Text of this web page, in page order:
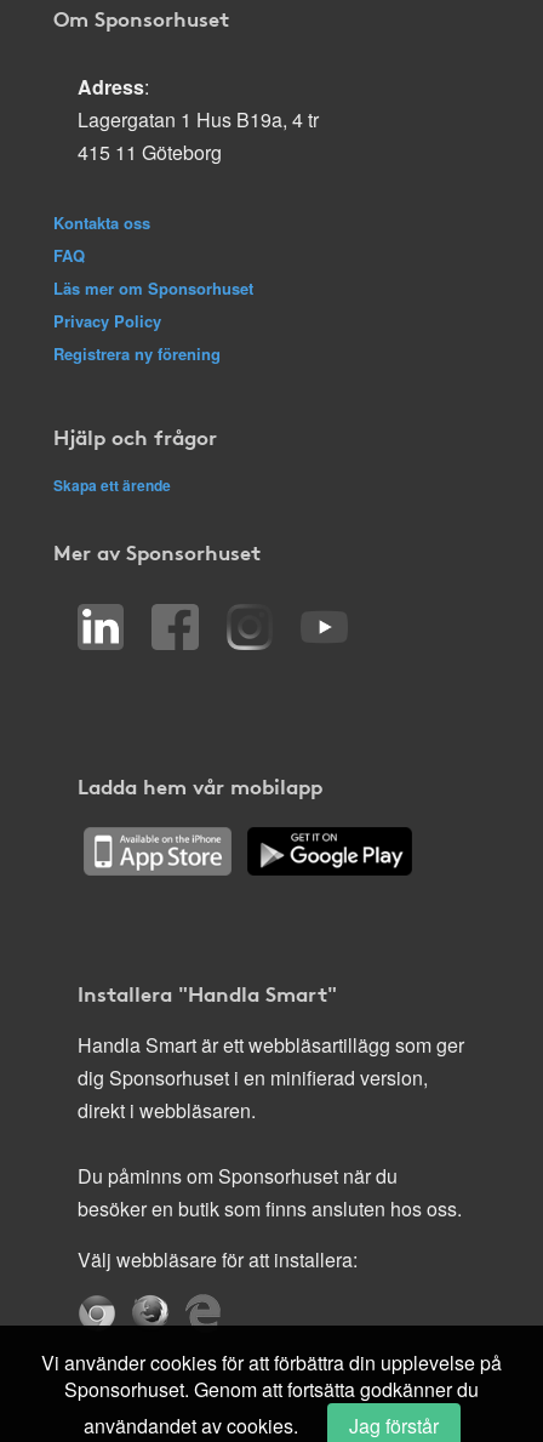
Om Sponsorhuset
Adress:
Lagergatan 1 Hus B19a, 4 tr
415 11 Göteborg
Kontakta oss
FAQ
Läs mer om Sponsorhuset
Privacy Policy
Registrera ny förening
Hjälp och frågor
Skapa ett ärende
Mer av Sponsorhuset
Ladda hem vår mobilapp
Installera "Handla Smart"
Handla Smart är ett webbläsartillägg som ger
dig Sponsorhuset i en minifierad version,
direkt i webbläsaren.
Du påminns om Sponsorhuset när du
besöker en butik som finns ansluten hos oss.
Välj webbläsare för att installera:
Vi använder cookies för att förbättra din upplevelse på
Sponsorhuset. Genom att fortsätta godkänner du
användandet av cookies.
Jag förstår